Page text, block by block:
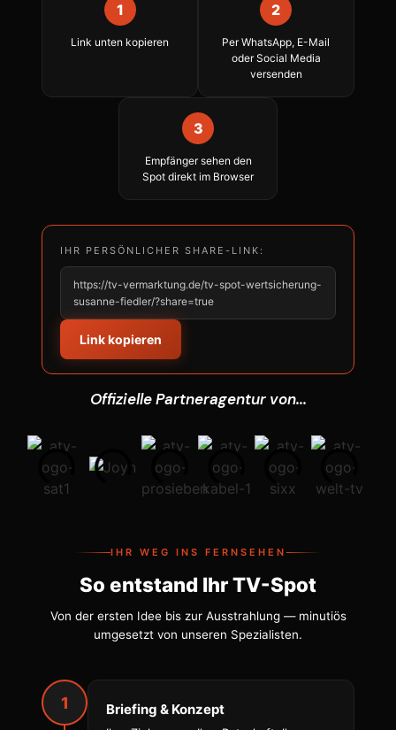
1
Link unten kopieren
2
Per WhatsApp, E-Mail
oder Social Media
versenden
3
Empfänger sehen den
Spot direkt im Browser
IHR PERSÖNLICHER SHARE-LINK:
https://tv-vermarktung.de/tv-spot-wertsicherung-
susanne-fiedler/?share=true
Link kopieren
Offizielle Partneragentur von...
IHR WEG INS FERNSEHEN
So entstand Ihr TV-Spot
Von der ersten Idee bis zur Ausstrahlung — minutiös
umgesetzt von unseren Spezialisten.
1 Briefing & Konzept